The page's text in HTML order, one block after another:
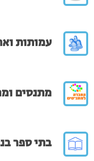
עמותות
מתנסים
בתי ספר